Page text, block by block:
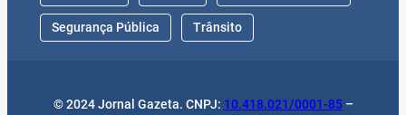
Segurança Pública Trânsito
© 2024 Jornal Gazeta. CNPJ: 10.418.021/0001-85–